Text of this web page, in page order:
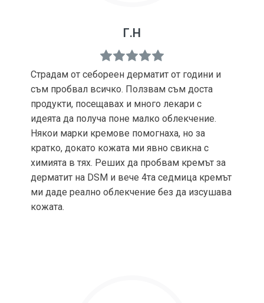
Г.Н
Страдам от себореен дерматит от години и
съм пробвал всичко. Ползвам съм доста
продукти, посещавах и много лекари с
идеята да получа поне малко облекчение.
Някои марки кремове помогнаха, но за
кратко, докато кожата ми явно свикна с
химията в тях. Реших да пробвам кремът за
дерматит на DSM и вече 4та седмица кремът
ми даде реално облекчение без да изсушава
кожата.